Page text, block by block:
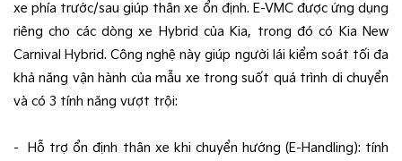
xe phía trước/sau giúp thân xe ổn định. E-VMC được ứng dụng
riêng cho các dòng xe Hybrid của Kia, trong đó có Kia New
Carnival Hybrid. Công nghệ này giúp người lái kiểm soát tối đa
khả năng vận hành của mẫu xe trong suốt quá trình di chuyển
và có 3 tính năng vượt trội:
- Hỗ trợ ổn định thân xe khi chuyển hướng (E-Handling): tính